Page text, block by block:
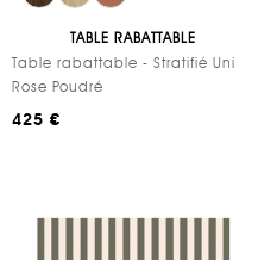
TABLE RABATTABLE
Table rabattable - Stratifié Uni
Rose Poudré
425 €